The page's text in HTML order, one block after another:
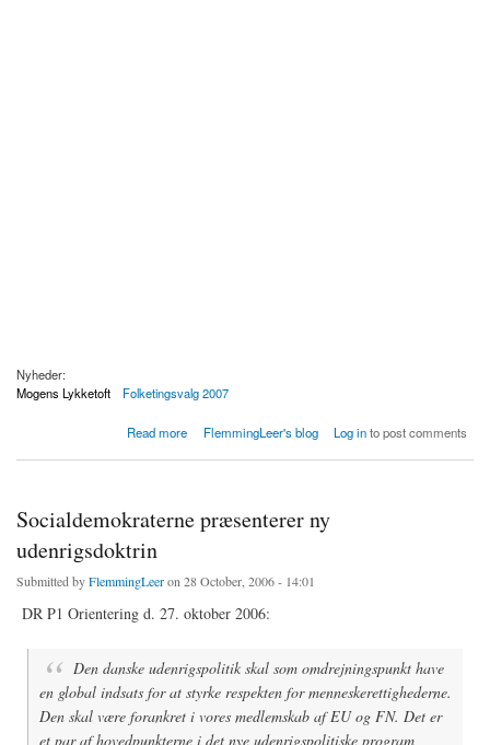
Nyheder:
Mogens Lykketoft
Folketingsvalg 2007
Read more
about 3G mobil: Deltag i valgkampen med din mobiltelefon
FlemmingLeer's blog Log into post comments
Socialdemokraterne præsenterer ny
udenrigsdoktrin
Submitted byFlemmingLeeron 28 October, 2006 - 14:01
DR P1 Orientering d. 27. oktober 2006:
Den danske udenrigspolitik skal som omdrejningspunkt have
en global indsats for at styrke respekten for menneskerettighederne.
Den skal være forankret i vores medlemskab af EU og FN. Det er
et par af hovedpunkterne i det nye udenrigspolitiske program,